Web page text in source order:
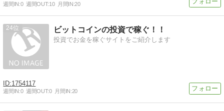
週間IN:0 週間OUT:10 月間IN:20
24 ビットコインの投資で稼ぐ！！
投資でお金を稼ぐサイトをご紹介します
1754117
週間IN:0 週間OUT:0 月間IN:20